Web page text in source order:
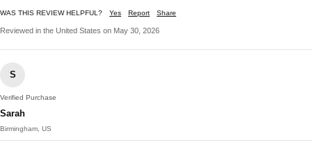
WAS THIS REVIEW HELPFUL? Yes Report Share
Reviewed in the United States on May 30, 2026
S
Verified Purchase
Sarah
Birmingham, US